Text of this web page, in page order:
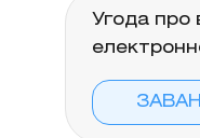
Угода про